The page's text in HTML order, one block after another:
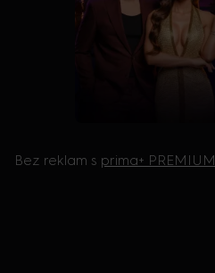
Bez reklam s prima+ PREMIUM